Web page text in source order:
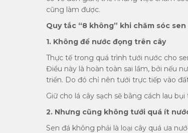
cũng làm được.
Quy tắc “8 không” khi chăm sóc
1. Không để nước đọng trên cây
Thực tế trong quá trình tưới nước cho
Điều này là hoàn toàn sai lầm, bởi nếu
triển. Do đó chỉ nên tưới trực tiếp vào
Giữ cho lá cây sạch sẽ bằng cách lau
2. Nhưng cũng không tưới quá ít
Sen đá không phải là loại cây quá ưa